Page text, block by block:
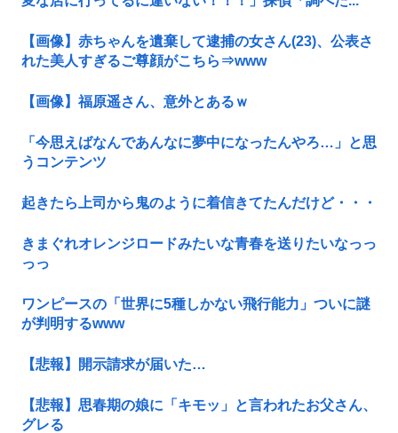
【画像】赤ちゃんを遺棄して逮捕の女さん(23)、公表さ
れた美人すぎるご尊顔がこちら⇒www
【画像】福原遥さん、意外とあるｗ
「今思えばなんであんなに夢中になったんやろ…」と思
うコンテンツ
起きたら上司から鬼のように着信きてたんだけど・・・
きまぐれオレンジロードみたいな青春を送りたいなっっ
っっ
ワンピースの「世界に5種しかない飛行能力」ついに謎
が判明するwww
【悲報】開示請求が届いた…
【悲報】思春期の娘に「キモッ」と言われたお父さん、
グレる